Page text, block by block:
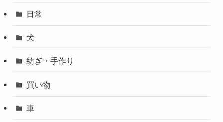
日常
犬
紡ぎ・手作り
買い物
車